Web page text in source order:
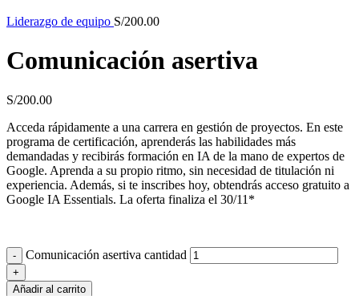
Liderazgo de equipo S/200.00
Comunicación asertiva
S/200.00
Acceda rápidamente a una carrera en gestión de proyectos. En este
programa de certificación, aprenderás las habilidades más
demandadas y recibirás formación en IA de la mano de expertos de
Google. Aprenda a su propio ritmo, sin necesidad de titulación ni
experiencia. Además, si te inscribes hoy, obtendrás acceso gratuito a
Google IA Essentials. La oferta finaliza el 30/11*
Comunicación asertiva cantidad
Añadir al carrito